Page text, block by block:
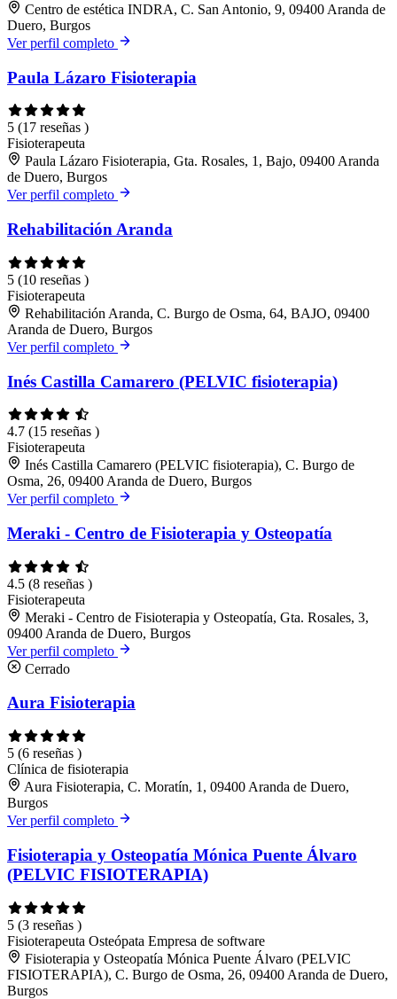
Centro de estética INDRA, C. San Antonio, 9, 09400 Aranda de
Duero, Burgos
Ver perfil completo
Paula Lázaro Fisioterapia
5 (17 reseñas )
Fisioterapeuta
Paula Lázaro Fisioterapia, Gta. Rosales, 1, Bajo, 09400 Aranda
de Duero, Burgos
Ver perfil completo
Rehabilitación Aranda
5 (10 reseñas )
Fisioterapeuta
Rehabilitación Aranda, C. Burgo de Osma, 64, BAJO, 09400
Aranda de Duero, Burgos
Ver perfil completo
Inés Castilla Camarero (PELVIC fisioterapia)
4.7 (15 reseñas )
Fisioterapeuta
Inés Castilla Camarero (PELVIC fisioterapia), C. Burgo de
Osma, 26, 09400 Aranda de Duero, Burgos
Ver perfil completo
Meraki - Centro de Fisioterapia y Osteopatía
4.5 (8 reseñas )
Fisioterapeuta
Meraki - Centro de Fisioterapia y Osteopatía, Gta. Rosales, 3,
09400 Aranda de Duero, Burgos
Ver perfil completo
Cerrado
Aura Fisioterapia
5 (6 reseñas )
Clínica de fisioterapia
Aura Fisioterapia, C. Moratín, 1, 09400 Aranda de Duero,
Burgos
Ver perfil completo
Fisioterapia y Osteopatía Mónica Puente Álvaro
(PELVIC FISIOTERAPIA)
5 (3 reseñas )
Fisioterapeuta Osteópata Empresa de software
Fisioterapia y Osteopatía Mónica Puente Álvaro (PELVIC
FISIOTERAPIA), C. Burgo de Osma, 26, 09400 Aranda de Duero,
Burgos